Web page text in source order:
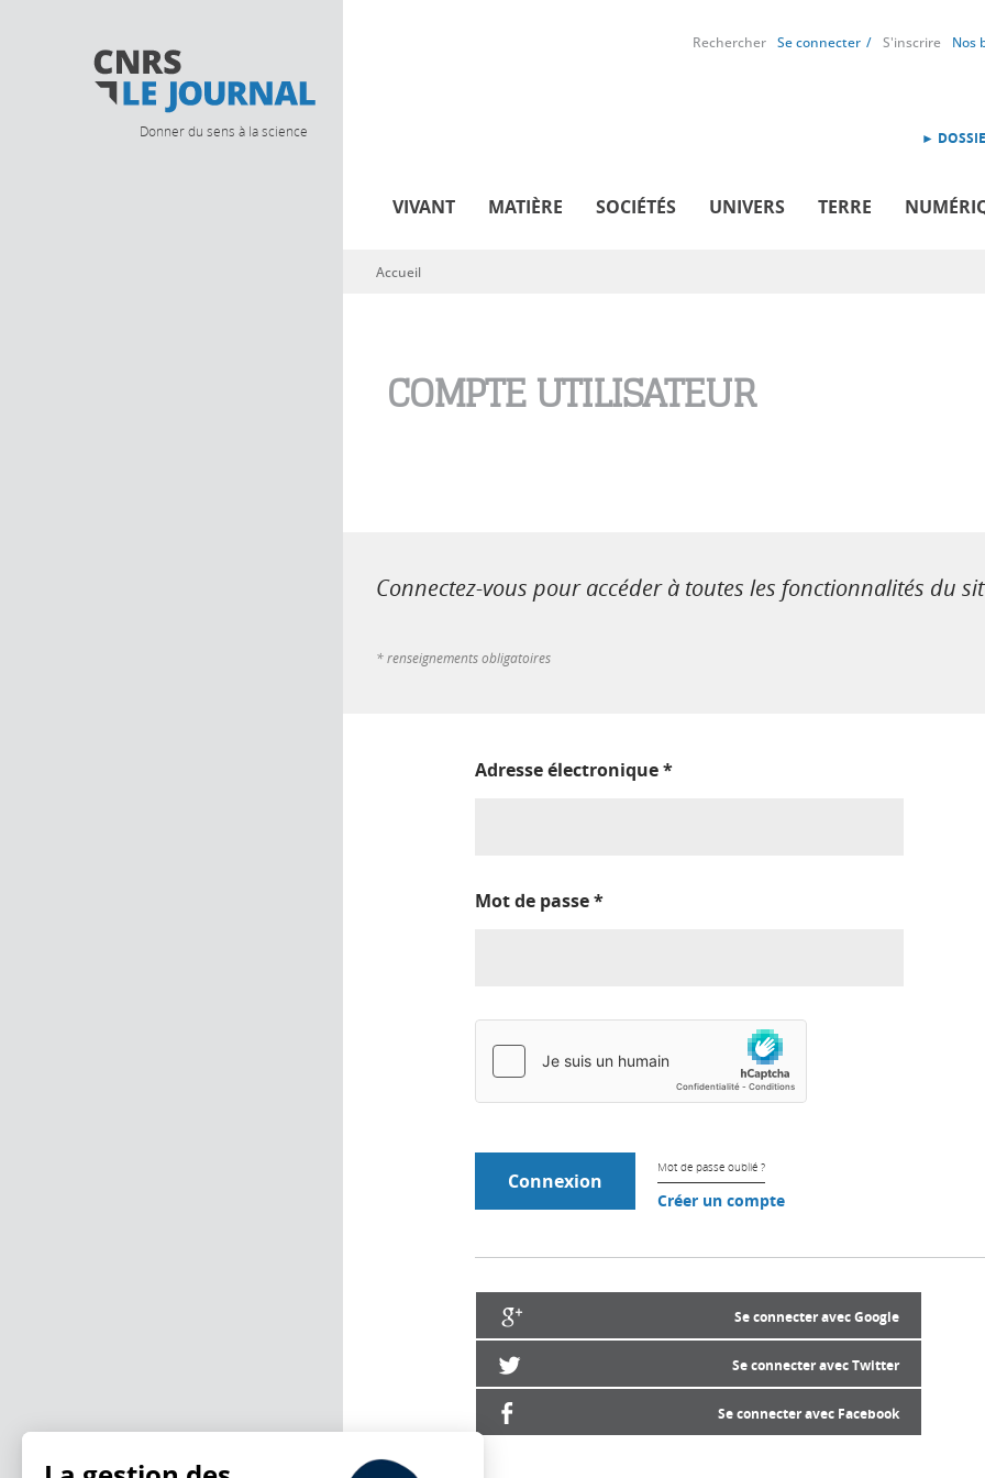
Donner du sens à la science
Rechercher Se connecter S'inscrire Nos
►
VIVANT MATIÈRE SOCIÉTÉS UNIVERS TERRE
Vous êtes ici
Accueil
COMPTE UTILISATEUR
Connectez-vous pour accéder à toutes les fonctionnalités du
* renseignements obligatoires
Adresse électronique*
Mot de passe*
Mot de passe oublié ?
Créer un compte
Se connecter avec Google
Se connecter avec Twitter
Se connecter avec Facebook